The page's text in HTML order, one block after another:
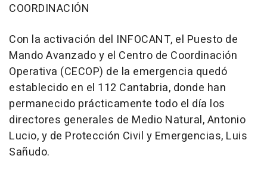
COORDINACIÓN
Con la activación del INFOCANT, el Puesto de
Mando Avanzado y el Centro de Coordinación
Operativa (CECOP) de la emergencia quedó
establecido en el 112 Cantabria, donde han
permanecido prácticamente todo el día los
directores generales de Medio Natural, Antonio
Lucio, y de Protección Civil y Emergencias, Luis
Sañudo.